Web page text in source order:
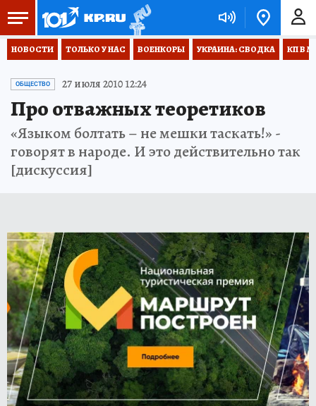
НОВОСТИ ТОЛЬКО У НАС ВОЕНКОРЫ УКРАИНА: СВОДКА КП В
ОБЩЕСТВО 27 июля 2010 12:24
Про отважных теоретиков
«Языком болтать – не мешки таскать!» -
говорят в народе. И это действительно так
[дискуссия]